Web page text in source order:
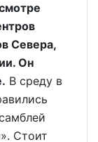
Севера,
Он
В среду в
Стоит